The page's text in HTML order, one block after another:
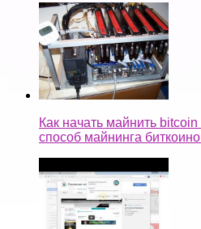
Как начать майнить
способ майнинга